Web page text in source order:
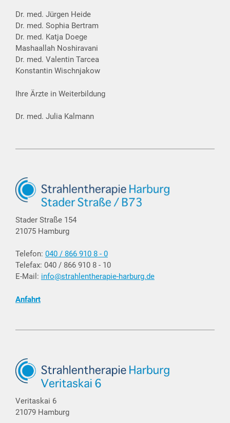
Dr. med. Jürgen Heide
Dr. med. Sophia Bertram
Dr. med. Katja Doege
Mashaallah Noshiravani
Dr. med. Valentin Tarcea
Konstantin Wischnjakow
Ihre Ärzte in Weiterbildung
Dr. med. Julia Kalmann
Stader Straße 154
21075 Hamburg
Telefon: 040 / 866 910 8 - 0
Telefax: 040 / 866 910 8 - 10
E-Mail: info@strahlentherapie-harburg.de
Anfahrt
Veritaskai 6
21079 Hamburg